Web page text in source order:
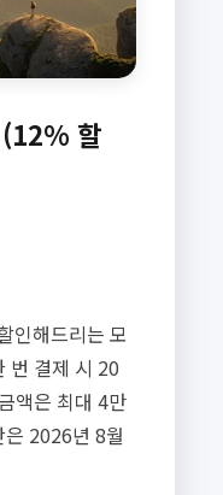
(12% 할
인해드리는 모
번 결제 시 20
액은 최대 4만
은 2026년 8월